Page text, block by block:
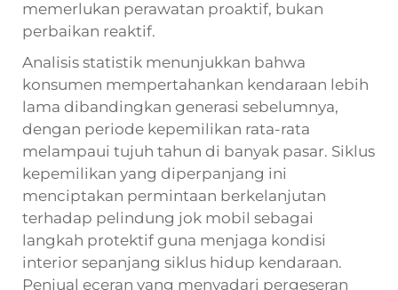
memerlukan perawatan proaktif, bukan
perbaikan reaktif.
Analisis statistik menunjukkan bahwa
konsumen mempertahankan kendaraan lebih
lama dibandingkan generasi sebelumnya,
dengan periode kepemilikan rata-rata
melampaui tujuh tahun di banyak pasar. Siklus
kepemilikan yang diperpanjang ini
menciptakan permintaan berkelanjutan
terhadap pelindung jok mobil sebagai
langkah protektif guna menjaga kondisi
interior sepanjang siklus hidup kendaraan.
Penjual eceran yang menyadari pergeseran